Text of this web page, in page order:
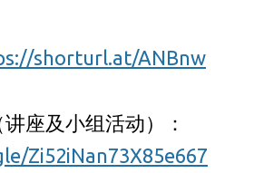
shorturl.at/ANBnw
座及小组活动）：
Zi52iNan73X85e667